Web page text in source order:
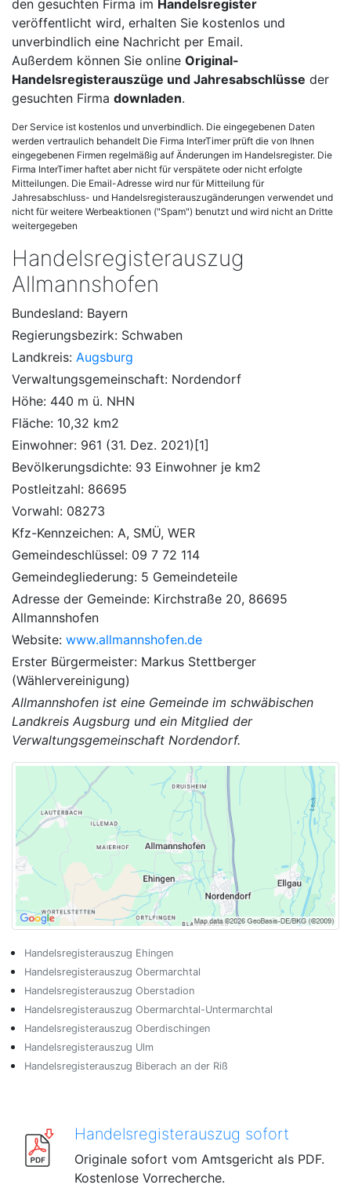
den gesuchten Firma im Handelsregister
veröffentlicht wird, erhalten Sie kostenlos und
unverbindlich eine Nachricht per Email.
Außerdem können Sie online Original-
Handelsregisterauszüge und Jahresabschlüsse der
gesuchten Firma downladen.
Der Service ist kostenlos und unverbindlich. Die eingegebenen Daten
werden vertraulich behandelt Die Firma InterTimer prüft die von Ihnen
eingegebenen Firmen regelmäßig auf Änderungen im Handelsregister. Die
Firma InterTimer haftet aber nicht für verspätete oder nicht erfolgte
Mitteilungen. Die Email-Adresse wird nur für Mitteilung für
Jahresabschluss- und Handelsregisterauszugänderungen verwendet und
nicht für weitere Werbeaktionen ("Spam") benutzt und wird nicht an Dritte
weitergegeben
Handelsregisterauszug
Allmannshofen
Bundesland: Bayern
Regierungsbezirk: Schwaben
Landkreis: Augsburg
Verwaltungs­gemeinschaft: Nordendorf
Höhe: 440 m ü. NHN
Fläche: 10,32 km2
Einwohner: 961 (31. Dez. 2021)[1]
Bevölkerungsdichte: 93 Einwohner je km2
Postleitzahl: 86695
Vorwahl: 08273
Kfz-Kennzeichen: A, SMÜ, WER
Gemeindeschlüssel: 09 7 72 114
Gemeindegliederung: 5 Gemeindeteile
Adresse der Gemeinde: Kirchstraße 20, 86695
Allmannshofen
Website: www.allmannshofen.de
Erster Bürgermeister: Markus Stettberger
(Wählervereinigung)
Allmannshofen ist eine Gemeinde im schwäbischen
Landkreis Augsburg und ein Mitglied der
Verwaltungsgemeinschaft Nordendorf.
Handelsregisterauszug Ehingen
Handelsregisterauszug Obermarchtal
Handelsregisterauszug Oberstadion
Handelsregisterauszug Obermarchtal-Untermarchtal
Handelsregisterauszug Oberdischingen
Handelsregisterauszug Ulm
Handelsregisterauszug Biberach an der Riß
Handelsregisterauszug sofort
Originale sofort vom Amtsgericht als PDF.
Kostenlose Vorrecherche.